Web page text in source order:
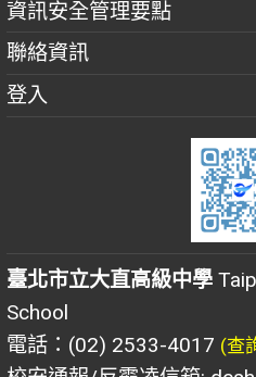
資訊安全管理要點
聯絡資訊
登入
臺北市立大直高級中學
School
電話：(02) 2533-4017 (查